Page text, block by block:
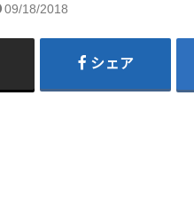
09/18/2018
シェア